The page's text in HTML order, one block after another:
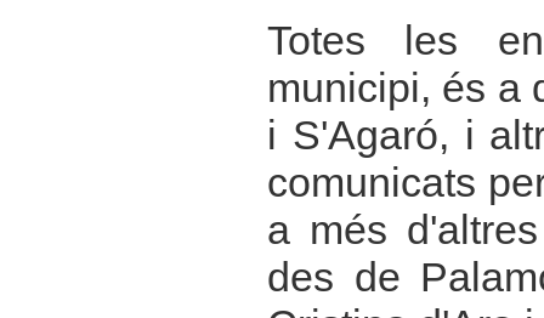
Totes les
municipi, és a
i S'Agaró, i
comunicats
a més
des de